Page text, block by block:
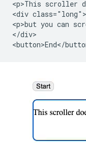
<p>This scroller
<div
<p>but you can
</div>